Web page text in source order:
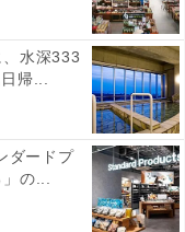
口コミが寄せられ
水深333
帰...
ダードプ
の...